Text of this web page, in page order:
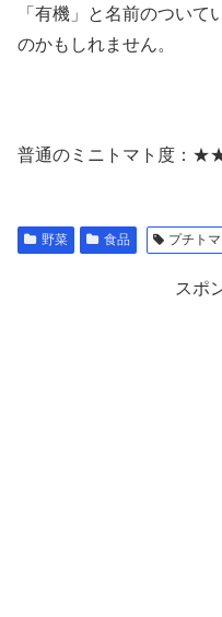
「有機」と名前のつい
のかもしれません。
普通のミニトマト度：
野菜 食品 プチトマ
スポ